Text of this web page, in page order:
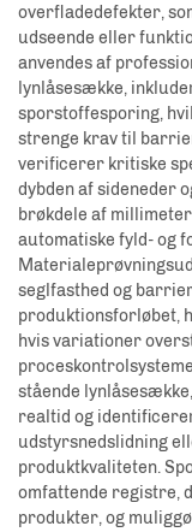
overfladedefekter,
udseende eller
anvendes af
lynlåsesække,
sporstoffesporing,
strenge krav til
verificerer kritiske
dybden af sideneder
brøkdele af
automatiske fyld- og
seglfasthed og
produktionsforløbet,
hvis variationer
stående
realtid og
udstyrsnedslidning
produktkvaliteten.
omfattende registre,
produkter, og